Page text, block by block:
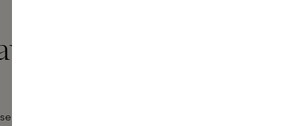
une
le pouvoir des senteurs pour